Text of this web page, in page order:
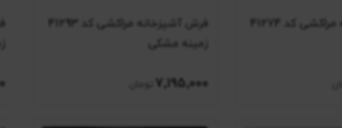
فرش آشپزخانه مراکشی کد 41274
فرش آشپزخانه مراکشی کد 41293
زمینه مشکی
7٬195٬000